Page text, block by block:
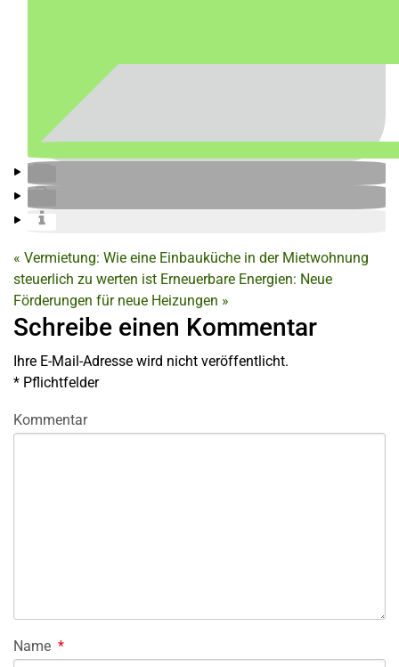
« Vermietung: Wie eine Einbauküche in der Mietwohnung
steuerlich zu werten ist Erneuerbare Energien: Neue
Förderungen für neue Heizungen »
Schreibe einen Kommentar
Ihre E-Mail-Adresse wird nicht veröffentlicht.
* Pflichtfelder
Kommentar
Name *